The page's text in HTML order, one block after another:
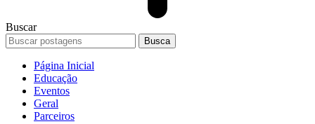
Buscar
Página Inicial
Educação
Eventos
Geral
Parceiros